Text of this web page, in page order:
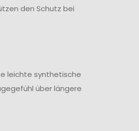
den Schutz bei
leichte synthetische
über längere